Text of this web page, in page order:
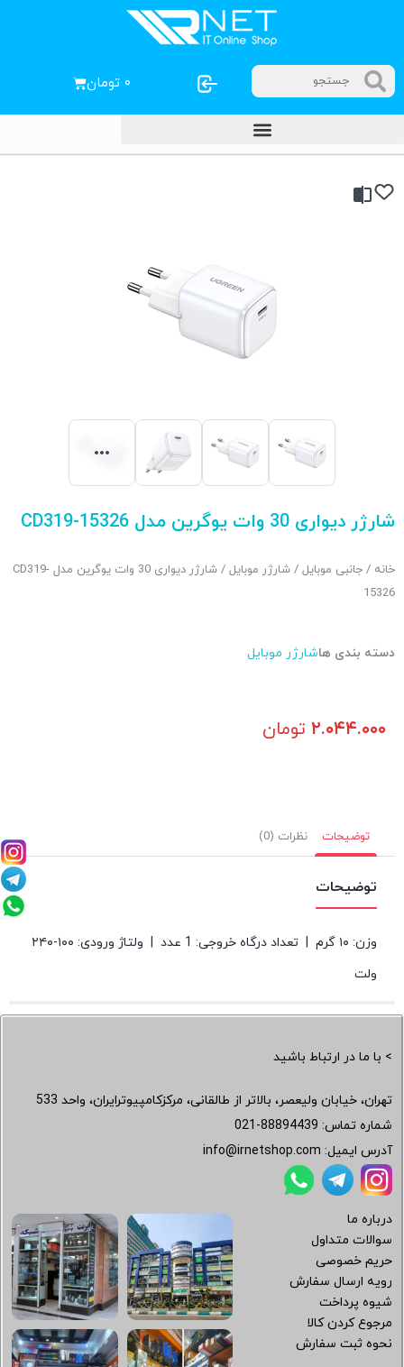
۰ تومان
شارژر دیواری 30 وات یوگرین مدل CD319-15326
خانه / جانبی موبایل / شارژر موبایل
/ شارژر دیواری 30 وات یوگرین مدل CD319-
15326
دسته بندی هاشارژر موبایل
۲.۰۴۴.۰۰۰ تومان
توضیحات نظرات (0)
توضیحات
وزن: ۱۰ گرم | تعداد درگاه خروجی: 1 عدد | ولتاژ ورودی: ۱۰۰-۲۴۰
ولت
> با ما در ارتباط باشید
تهران، خیابان ولیعصر، بالاتر از طالقانی، مرکزکامپیوترایران، واحد 533
شماره تماس: 021-88894439
آدرس ایمیل: info@irnetshop.com
درباره ما
سوالات متداول
حریم خصوصی
رویه ارسال سفارش
شیوه پرداخت
مرجوع کردن کالا
نحوه ثبت سفارش